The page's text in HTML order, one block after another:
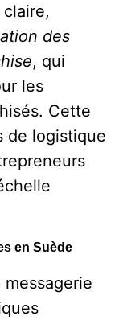
des
, qui
les
Cette
de logistique
en Suède